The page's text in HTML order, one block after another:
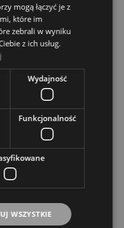
14,00 zł
16,00 zł
Polskiej)
w siedzibie
0,00 zł
w siedzibie
0,00 zł
w siedzibie
mogą łączyć je z
które im
zebrali w wyniku
z ich usług.
Wydajność
Funkcjonalność
WSZYSTKIE